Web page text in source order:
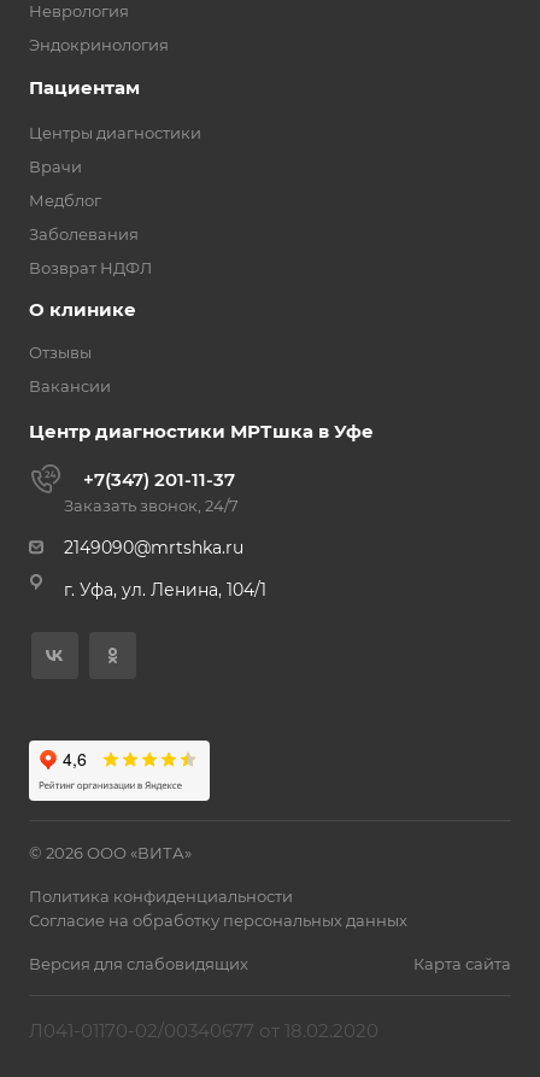
Неврология
Эндокринология
Пациентам
Центры диагностики
Врачи
Медблог
Заболевания
Возврат НДФЛ
О клинике
Отзывы
Вакансии
Центр диагностики МРТшка в Уфе
+7(347) 201-11-37
Заказать звонок, 24/7
2149090@mrtshka.ru
г. Уфа, ул. Ленина, 104/1
© 2026 ООО «ВИТА»
Политика конфиденциальности
Согласие на обработку персональных данных
Версия для слабовидящих Карта сайта
Л041-01170-02/00340677 от 18.02.2020